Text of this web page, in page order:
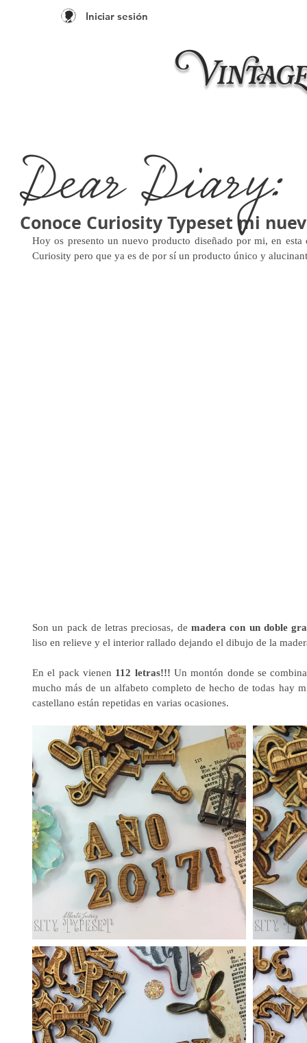
Iniciar sesión
Conoce Curiosity Typeset mi
Hoy os presento un nuevo producto diseñado por mi, en esta
Curiosity pero que ya es de por sí un producto único y
Son un pack de letras preciosas, de madera con un doble
liso en relieve y el interior rallado dejando el dibujo de la
En el pack vienen 112 letras!!! Un montón donde se
mucho más de un alfabeto completo de hecho de todas hay
castellano están repetidas en varias ocasiones.